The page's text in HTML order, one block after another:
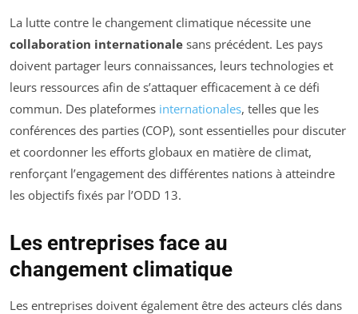
La lutte contre le changement climatique nécessite une
collaboration internationale sans précédent. Les pays
doivent partager leurs connaissances, leurs technologies et
leurs ressources afin de s’attaquer efficacement à ce défi
commun. Des plateformes internationales, telles que les
conférences des parties (COP), sont essentielles pour discuter
et coordonner les efforts globaux en matière de climat,
renforçant l’engagement des différentes nations à atteindre
les objectifs fixés par l’ODD 13.
Les entreprises face au
changement climatique
Les entreprises doivent également être des acteurs clés dans